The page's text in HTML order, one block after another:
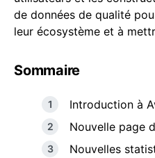
de données de qualité
leur écosystème et à
Sommaire
Introduction à
Nouvelle page
Nouvelles